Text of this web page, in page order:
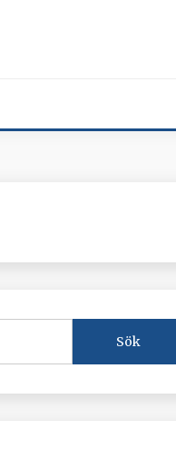
Sök